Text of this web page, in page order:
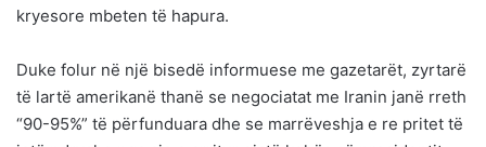
kryesore mbeten të hapura.
Duke folur në një bisedë informuese me gazetarët, zyrtarë
të lartë amerikanë thanë se negociatat me Iranin janë rreth
“90-95%” të përfunduara dhe se marrëveshja e re pritet të